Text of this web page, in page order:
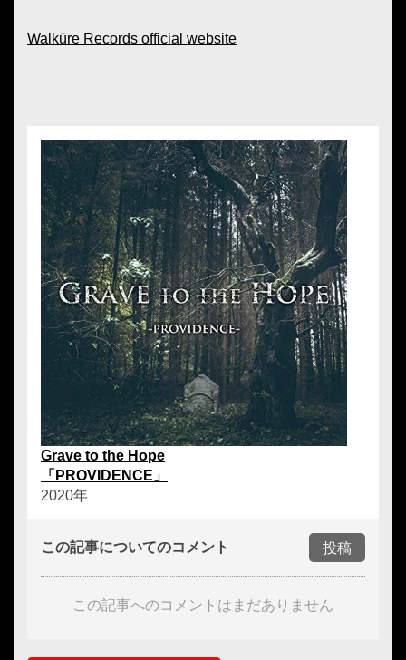
Walküre Records official website
Grave to the Hope
「PROVIDENCE」
2020年
この記事についてのコメント 投稿
この記事へのコメントはまだありません